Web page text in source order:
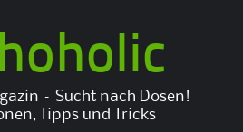
– Sucht nach Dosen!
Tipps und Tricks